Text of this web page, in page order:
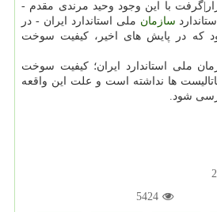
با این وجود وحید مرندی مقدم -
سازمان ملی استاندارد ایران - در
كه در پایش های اخیر، كیفیت سوخت
ملی استاندارد ایران؛ كیفیت سوخت
كاتالیست ها نداشته است و علت این واقعه
شود.
5424